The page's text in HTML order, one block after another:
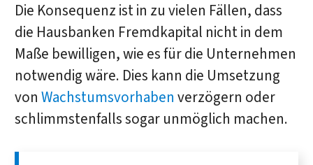
Die Konsequenz ist in zu vielen Fällen, dass
die Hausbanken Fremdkapital nicht in dem
Maße bewilligen, wie es für die Unternehmen
notwendig wäre. Dies kann die Umsetzung
von Wachstumsvorhaben verzögern oder
schlimmstenfalls sogar unmöglich machen.